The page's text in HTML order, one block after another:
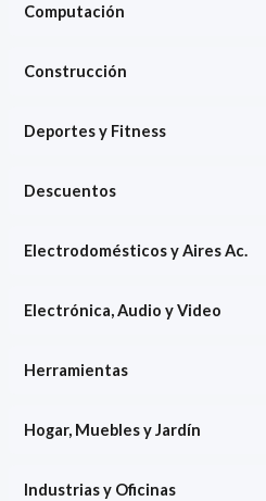
Computación
Construcción
Deportes y Fitness
Descuentos
Electrodomésticos y Aires Ac.
Electrónica, Audio y Video
Herramientas
Hogar, Muebles y Jardín
Industrias y Oficinas